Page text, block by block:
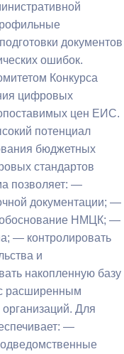
документов
ошибок.
Конкурса
цифровых
цен ЕИС.
потенциал
бюджетных
стандартов
позволяет: —
документации; —
обоснование НМЦК; —
— контролировать
и
накопленную базу
расширенным
Для
—